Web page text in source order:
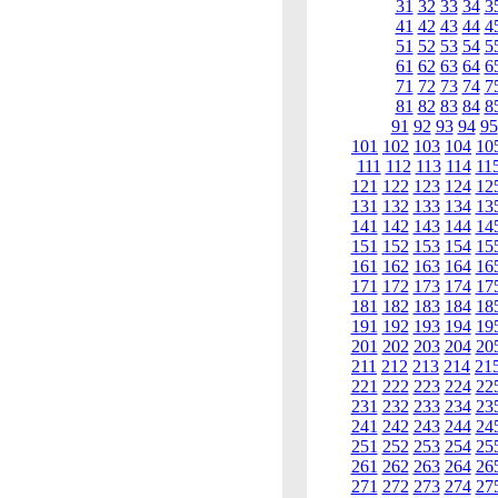
31 32 33 34
41 42 43 44
51 52 53 54
61 62 63 64
71 72 73 74
81 82 83 84
91 92 93 94 95
101 102 103 104
111 112 113 114
121 122 123 124
131 132 133 134
141 142 143 144
151 152 153 154
161 162 163 164
171 172 173 174
181 182 183 184
191 192 193 194
201 202 203 204
211 212 213 214
221 222 223 224
231 232 233 234
241 242 243 244
251 252 253 254
261 262 263 264
271 272 273 274